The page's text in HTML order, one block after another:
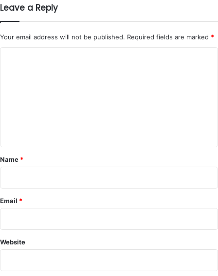
Leave a Reply
Your email address will not be published. Required fields are marked *
*
Name *
Email *
Website